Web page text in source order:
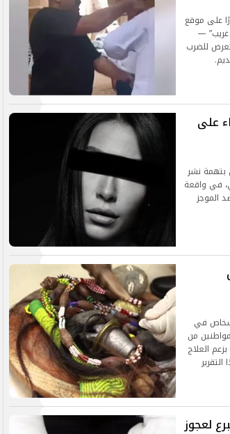
على موقع
غريب” —
— تعرض للضرب
على
بتهمة نشر
في واقعة
الموجز
في
من
العلاج
لعجوز